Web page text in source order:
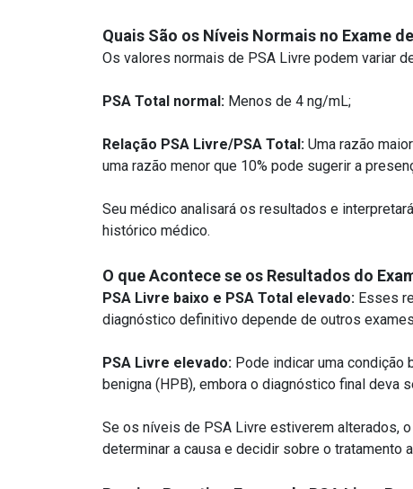
Quais São os Níveis Normais no Exame
Os valores normais de PSA Livre podem variar
PSA Total normal: Menos de 4 ng/mL;
Relação PSA Livre/PSA Total: Uma razão
uma razão menor que 10% pode sugerir a
Seu médico analisará os resultados e
histórico médico.
O que Acontece se os Resultados do
PSA Livre baixo e PSA Total elevado: Esses
diagnóstico definitivo depende de outros
PSA Livre elevado: Pode indicar uma condição
benigna (HPB), embora o diagnóstico final deva
Se os níveis de PSA Livre estiverem alterados,
determinar a causa e decidir sobre o tratamento